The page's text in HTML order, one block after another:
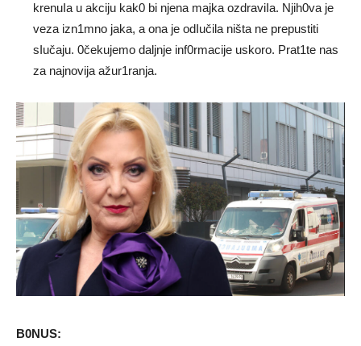
krenuIa u akciju kak0 bi njena majka ozdraviIa. Njih0va je
veza izn1mno jaka, a ona je odIučila ništa ne prepustiti
sIučaju. 0čekujemo daljnje inf0rmacije uskoro. Prat1te nas
za najnovija ažur1ranja.
B0NUS: